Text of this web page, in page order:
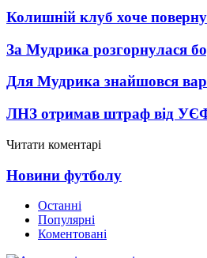
Колишній клуб хоче
За Мудрика розгорнулася
Для Мудрика знайшовся
ЛНЗ отримав штраф від
Читати коментарі
Новини футболу
Останні
Популярні
Коментовані